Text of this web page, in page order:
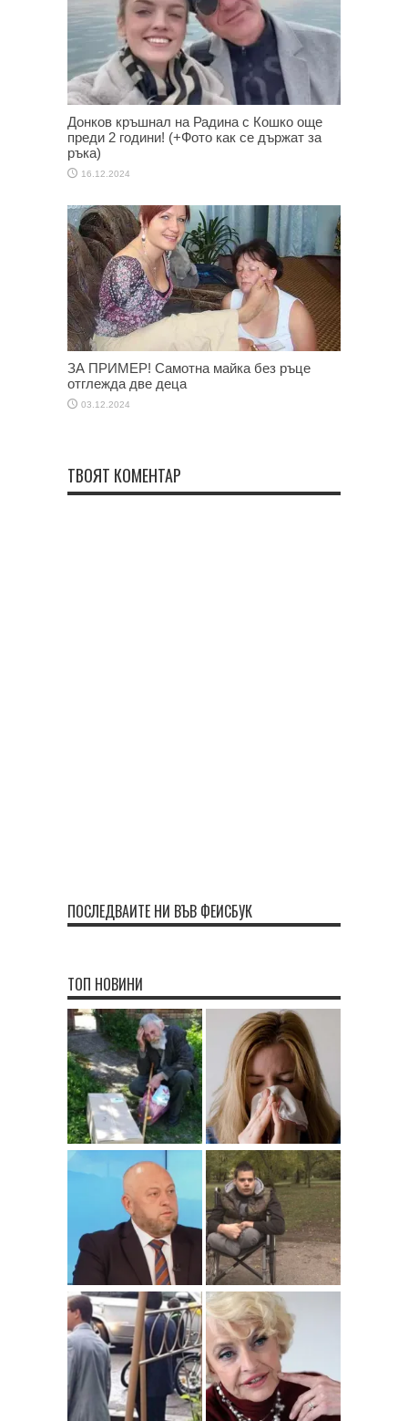
Донков кръшнал на Радина с Кошко още
преди 2 години! (+Фото как се държат за
ръка)
16.12.2024
ЗА ПРИМЕР! Самотна майка без ръце
отглежда две деца
03.12.2024
ТВОЯТ КОМЕНТАР
ПОСЛЕДВАЙТЕ НИ ВЪВ ФЕЙСБУК
ТОП НОВИНИ